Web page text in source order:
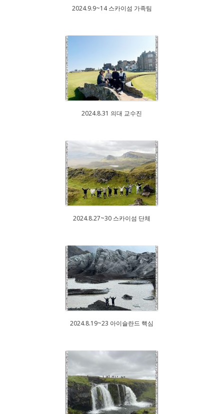
2024.9.9~14 스카이섬 가족팀
2024.8.31 의대 교수진
2024.8.27~30 스카이섬 단체
2024.8.19~23 아이슬란드 핵심